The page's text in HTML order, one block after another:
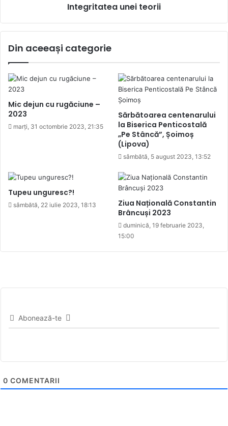
Integritatea unei teorii
Din aceeași categorie
Mic dejun cu rugăciune –
2023
marți, 31 octombrie 2023, 21:35
Sărbătoarea centenarului
la Biserica Penticostală
„Pe Stâncă”, Șoimoș
(Lipova)
sâmbătă, 5 august 2023, 13:52
Tupeu unguresc?!
sâmbătă, 22 iulie 2023, 18:13
Ziua Națională Constantin
Brâncuși 2023
duminică, 19 februarie 2023,
15:00
Abonează-te
0 COMENTARII